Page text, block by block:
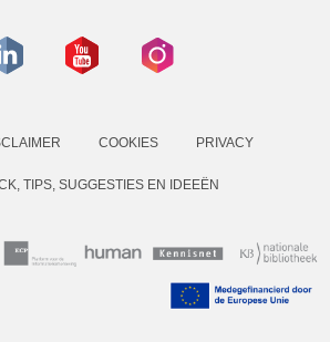
COOKIES PRIVACY
TIPS, SUGGESTIES EN IDEEËN